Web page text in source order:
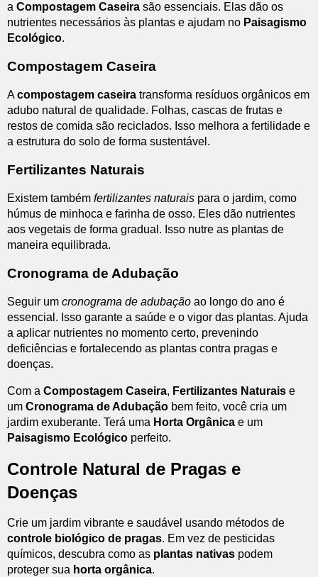
a Compostagem Caseira são essenciais. Elas dão os
nutrientes necessários às plantas e ajudam no Paisagismo
Ecológico.
Compostagem Caseira
Acompostagem caseira transforma resíduos orgânicos em
adubo natural de qualidade. Folhas, cascas de frutas e
restos de comida são reciclados. Isso melhora a fertilidade e
a estrutura do solo de forma sustentável.
Fertilizantes Naturais
Existem também fertilizantes naturais para o jardim, como
húmus de minhoca e farinha de osso. Eles dão nutrientes
aos vegetais de forma gradual. Isso nutre as plantas de
maneira equilibrada.
Cronograma de Adubação
Seguir um cronograma de adubação ao longo do ano é
essencial. Isso garante a saúde e o vigor das plantas. Ajuda
a aplicar nutrientes no momento certo, prevenindo
deficiências e fortalecendo as plantas contra pragas e
doenças.
Com a Compostagem Caseira, Fertilizantes Naturais e
um Cronograma de Adubação bem feito, você cria um
jardim exuberante. Terá uma Horta Orgânica e um
Paisagismo Ecológico perfeito.
Controle Natural de Pragas e
Doenças
Crie um jardim vibrante e saudável usando métodos de
controle biológico de pragas. Em vez de pesticidas
químicos, descubra como as plantas nativas podem
proteger sua horta orgânica.